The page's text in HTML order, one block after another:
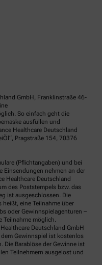
GmbH, Franklinstraße 46-
So einfach geht die
ausfüllen und
Healthcare Deutschland
Pragstraße 154, 70376
(Pflichtangaben) und bei
Einsendungen nehmen an der
Healthcare Deutschland
des Poststempels bzw. das
ist ausgeschlossen. Die
eine Teilnahme über
oder Gewinnspielagenturen –
Teilnahme möglich.
Deutschland GmbH
Gewinnspiel ist kostenlos
Die Barablöse der Gewinne ist
Teilnehmern ausgelost und